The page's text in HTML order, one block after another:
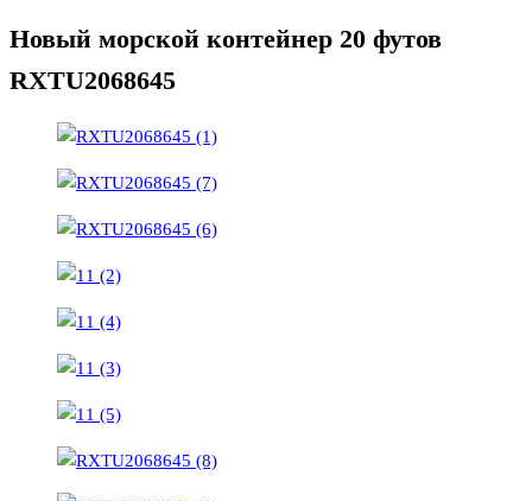
Новый морской контейнер 20 футов
RXTU2068645